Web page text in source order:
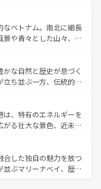
バラエティ豊かな料理
情報は コンテンツ一覧を参
自然美を楽しむことが
絶品のストリートフード
ている。夜には、韓国な
な魅力を心ゆくまで味
お、新着の韓国情報はコンテンツ一
なベトナム。南北に細長
景や青々とした山々、世
ノイの古い町並みやホ
物も、独特の雰囲気を
の豊かさとおいしさで
ムコーヒーなどは、ぜ
訪れてもあたたかい人々
と忘れられない旅にな
な自然と歴史が息づく
ち並ぶ一方、伝統的な
ェンマイなどの山岳地
ーケットやクラビの美し
とができる。タイ料理
季節にも異なる楽しみ
の人々、仏教を中心とし
訪れる旅人を魅了し続
は、特有のエネルギーを
る壮大な景色、近未来
観光スポットが密集し
るのも魅力。息をのむよ
港を存分に楽しみ尽く
合した独自の魅力を放つ
ぶマリーナベイ、歴史